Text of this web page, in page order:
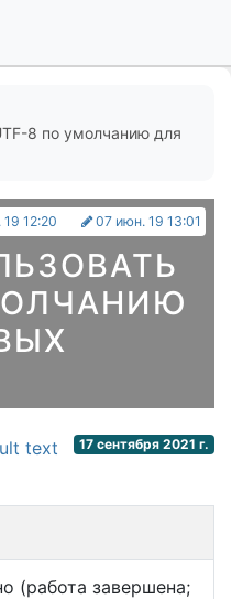
8 по умолчанию для
12:20 07 июн. 19 13:01
17 сентября 2021 г.
text
(работа завершена;